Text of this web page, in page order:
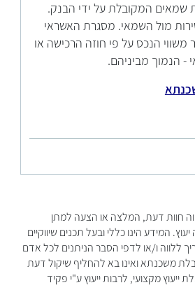
שמאים המקובלת על ידי הבנק.
מול השמאי. מסגרת האשראי
משווי הנכס על פי חוזה הרכישה או
- הנמוך מביניהם.
חוות דעת, המלצה או הצעה למתן
המידע הינו כללי ובעל תכנים שיווקיים
ללווה ו/או לדפי הסבר הניתנים לכל אדם
משכנתא ואינו בא להחליף שיקול דעת
מקצועי, לרבות ייעוץ ע"י פקיד